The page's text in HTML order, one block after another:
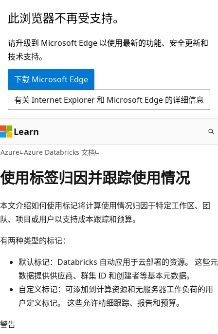
跳
主
要
内
此浏览器不再受支持。
请升级到 Microsoft Edge 以使用最新的功能、安全更新和
技术支持。
下载 Microsoft Edge
有关 Internet Explorer 和 Microsoft Edge 的详细信息
Learn
Azure Azure Databricks 文档
使用标签归因并跟踪使用情况
本文介绍如何使用标记将计算使用情况归因于特定工作区、团
队、项目或用户以支持成本跟踪和预算。
有两种类型的标记：
默认标记：Databricks 自动应用于云部署的资源。 这些元
数据提供供应商、群集 ID 和创建者等基本元数据。
自定义标记：可添加到计算资源和无服务器工作负荷的用
户定义标记。 这些允许精细跟踪、报告和预算。
警告